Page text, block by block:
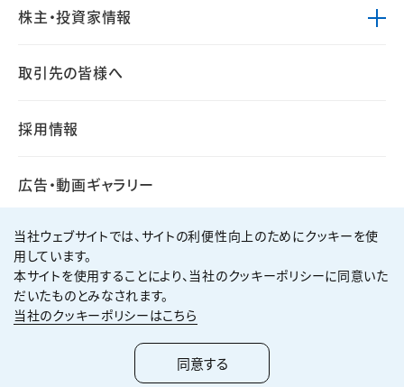
株主・投資家情報
取引先の皆様へ
採用情報
広告・動画ギャラリー
個人情報保護方針
サイト利用規約
サイトマップ
2026KUMAGAI GUMI CO.,LTD All Rights Reserved.
当社ウェブサイトでは、サイトの利便性向上のためにクッキーを使
用しています。
本サイトを使用することにより、当社のクッキーポリシーに同意いた
だいたものとみなされます。
当社のクッキーポリシーはこちら
同意する